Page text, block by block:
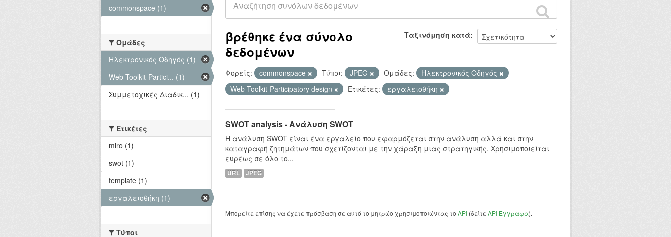
Ταξινόμηση κατά
βρέθηκε ένα σύνολο
δεδομένων
Φορείς: commonspace Τύποι: JPEG Ομάδες:
Hλεκτρονικός Οδηγός
Web Toolkit-Participatory design
Ετικέτες: εργαλειοθήκη
SWOT analysis - Ανάλυση SWOT
Η ανάλυση SWOT είναι ένα εργαλείο που εφαρμόζεται στην ανάλυση αλλά και στην
καταγραφή ζητημάτων που σχετίζονται με την χάραξη μιας στρατηγικής. Χρησιμοποιείται
ευρέως σε όλο το...
URL JPEG
Μπορείτε επίσης να έχετε πρόσβαση σε αυτό το μητρώο χρησιμοποιώντας το API (δείτε API Έγγραφα).
commonspace (1)
Ομάδες
Hλεκτρονικός Οδηγός (1)
Web Toolkit-Partici... (1)
Συμμετοχικές Διαδικ... (1)
Ετικέτες
miro (1)
swot (1)
template (1)
εργαλειοθήκη (1)
Τύποι